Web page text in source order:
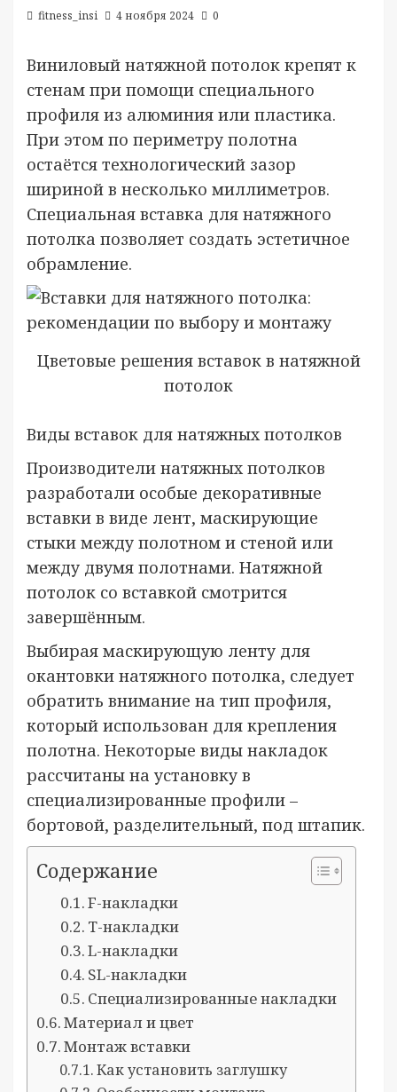
fitness_insi 4 ноября 2024 0
Виниловый натяжной потолок крепят к
стенам при помощи специального
профиля из алюминия или пластика.
При этом по периметру полотна
остаётся технологический зазор
шириной в несколько миллиметров.
Специальная вставка для натяжного
потолка позволяет создать эстетичное
обрамление.
Цветовые решения вставок в натяжной
потолок
Виды вставок для натяжных потолков
Производители натяжных потолков
разработали особые декоративные
вставки в виде лент, маскирующие
стыки между полотном и стеной или
между двумя полотнами. Натяжной
потолок со вставкой смотрится
завершённым.
Выбирая маскирующую ленту для
окантовки натяжного потолка, следует
обратить внимание на тип профиля,
который использован для крепления
полотна. Некоторые виды накладок
рассчитаны на установку в
специализированные профили –
бортовой, разделительный, под штапик.
Содержание
F-накладки
T-накладки
L-накладки
SL-накладки
Специализированные накладки
Материал и цвет
Монтаж вставки
Как установить заглушку